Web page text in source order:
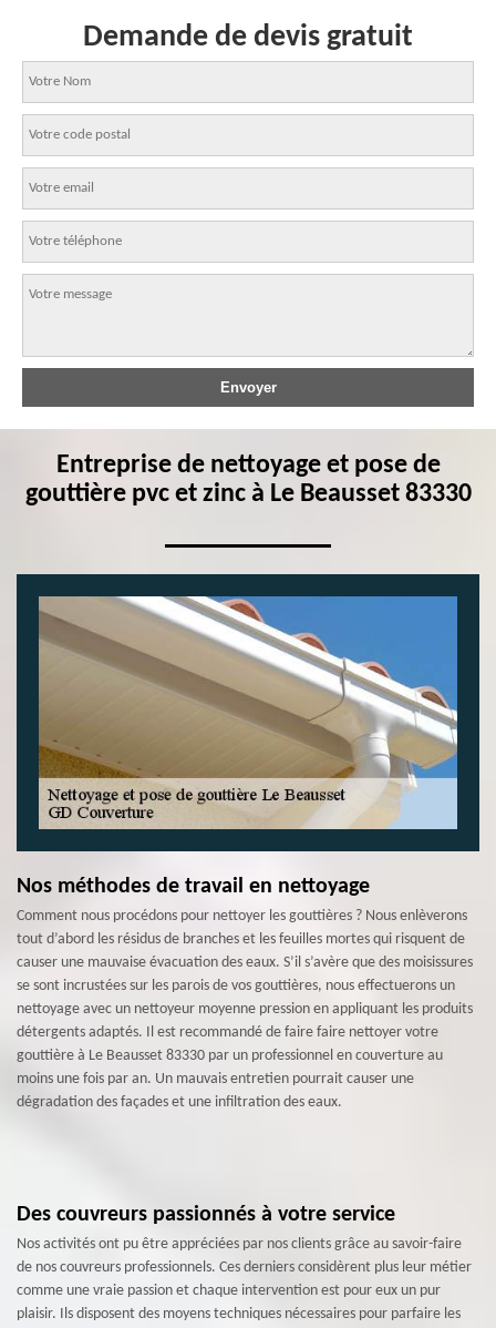
Demande de devis gratuit
Entreprise de nettoyage et pose de
gouttière pvc et zinc à Le Beausset 83330
Nos méthodes de travail en nettoyage
Comment nous procédons pour nettoyer les gouttières ? Nous enlèverons
tout d’abord les résidus de branches et les feuilles mortes qui risquent de
causer une mauvaise évacuation des eaux. S’il s’avère que des moisissures
se sont incrustées sur les parois de vos gouttières, nous effectuerons un
nettoyage avec un nettoyeur moyenne pression en appliquant les produits
détergents adaptés. Il est recommandé de faire faire nettoyer votre
gouttière à Le Beausset 83330 par un professionnel en couverture au
moins une fois par an. Un mauvais entretien pourrait causer une
dégradation des façades et une infiltration des eaux.
Des couvreurs passionnés à votre service
Nos activités ont pu être appréciées par nos clients grâce au savoir-faire
de nos couvreurs professionnels. Ces derniers considèrent plus leur métier
comme une vraie passion et chaque intervention est pour eux un pur
plaisir. Ils disposent des moyens techniques nécessaires pour parfaire les